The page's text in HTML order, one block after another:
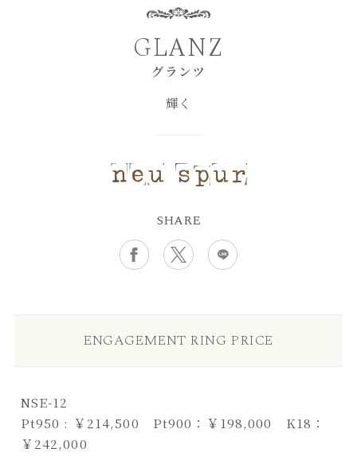
GLANZ
グランツ
輝く
SHARE
ENGAGEMENT RING PRICE
NSE-12
Pt950 : ￥214,500 Pt900：￥198,000 K18：
￥242,000